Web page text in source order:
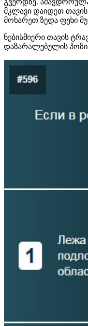
გვერდზე.
მკლავი დაიდეთ
მოხარეთ ზედა ფეხი
ნებისმიერი თავის
დაზარალებულის